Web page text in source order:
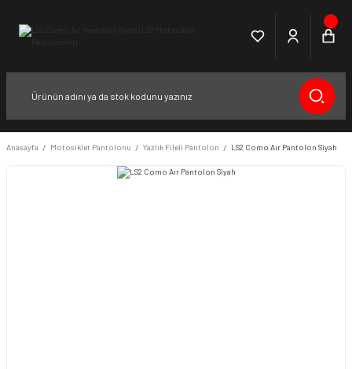
Anasayfa Motosiklet Pantolonu Yazlık Fileli Pantolon LS2 Como Aır Pantolon Siyah